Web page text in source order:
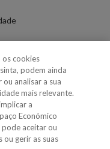
Marca
os cookies
podem ainda
analisar a sua
mais relevante.
a
Económico
pode aceitar ou
gerir as suas